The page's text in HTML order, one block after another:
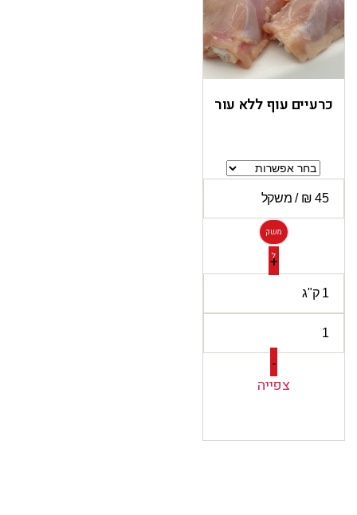
כרעיים עוף ללא עור
משק
ל
+
-
צפייה